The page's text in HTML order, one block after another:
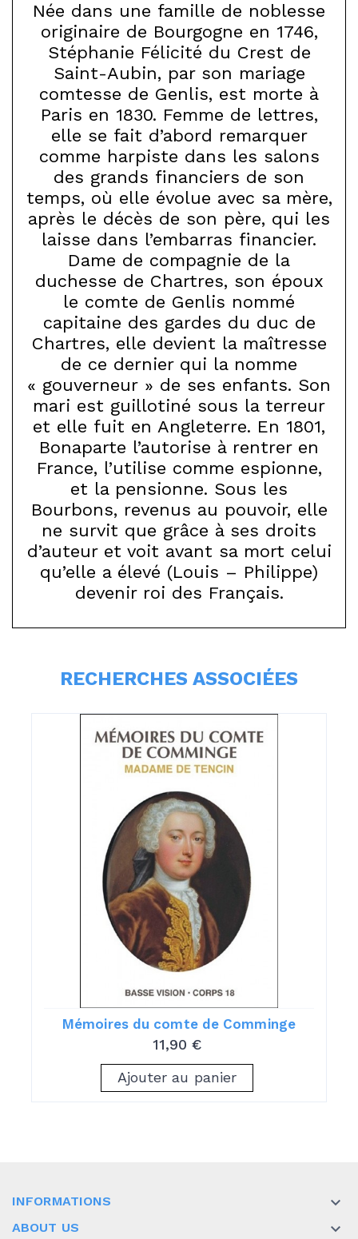
Née dans une famille de noblesse
originaire de Bourgogne en 1746,
Stéphanie Félicité du Crest de
Saint-Aubin, par son mariage
comtesse de Genlis, est morte à
Paris en 1830. Femme de lettres,
elle se fait d’abord remarquer
comme harpiste dans les salons
des grands financiers de son
temps, où elle évolue avec sa mère,
après le décès de son père, qui les
laisse dans l’embarras financier.
Dame de compagnie de la
duchesse de Chartres, son époux
le comte de Genlis nommé
capitaine des gardes du duc de
Chartres, elle devient la maîtresse
de ce dernier qui la nomme
« gouverneur » de ses enfants. Son
mari est guillotiné sous la terreur
et elle fuit en Angleterre. En 1801,
Bonaparte l’autorise à rentrer en
France, l’utilise comme espionne,
et la pensionne. Sous les
Bourbons, revenus au pouvoir, elle
ne survit que grâce à ses droits
d’auteur et voit avant sa mort celui
qu’elle a élevé (Louis – Philippe)
devenir roi des Français.
RECHERCHES ASSOCIÉES
Mémoires du comte de Comminge
11,90 €
Ajouter au panier
INFORMATIONS 
ABOUT US 